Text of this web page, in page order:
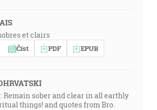
et clairs
Číst PDF EPUB
Remain sober and clear in all earthly
things! and quotes from Bro.